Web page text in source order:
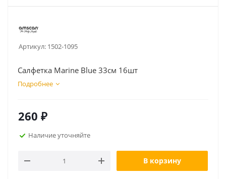
Артикул: 1502-1095
Салфетка Marine Blue 33см 16шт
Подробнее
260 ₽
Наличие уточняйте
В корзину